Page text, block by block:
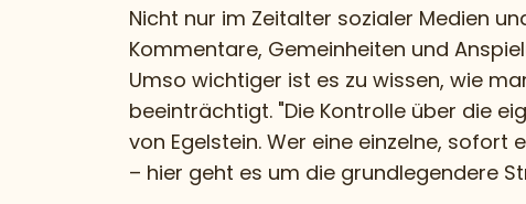
Nicht nur im Zeitalter sozialer Medien
Kommentare, Gemeinheiten und
Umso wichtiger ist es zu wissen, wie
beeinträchtigt. "Die Kontrolle über die
von Egelstein. Wer eine einzelne,
– hier geht es um die grundlegendere